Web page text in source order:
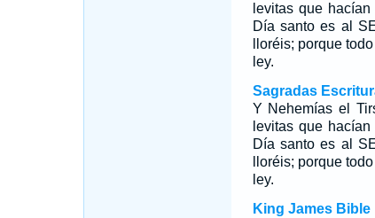
levitas que
Día santo es al
lloréis; porque
ley.
Sagradas
Y Nehemías el
levitas que
Día santo es al
lloréis; porque
ley.
King James Bible